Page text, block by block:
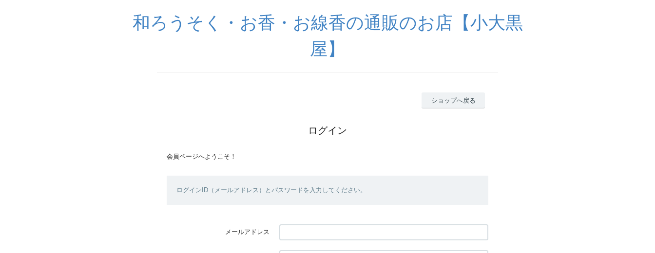
和ろうそく・お香・お線香の通販のお店【小大黒
屋】
ショップへ戻る
ログイン
会員ページへようこそ！
ログインID（メールアドレス）とパスワードを入力してください。
メールアドレス